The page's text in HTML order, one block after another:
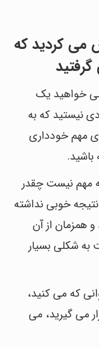
می کردید که
می خواهید یک
نیستید که به
مهم خودداری
باشید.
مهم نیست چقدر
خوبی نداشته
همزمان از آن
به شکلی بسیار
که می کنید،
می گیرید، می